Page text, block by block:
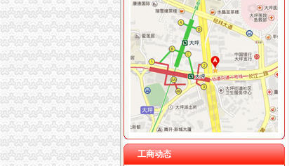
工商动态
歌乐山注册分公司
歌乐山开锁电话号码,.防盗门维修换锁芯-
过两天公司要组织去歌乐山农家乐耍,那上
重庆农业副业企业黄页-第260页
重庆创鸿机电有限公司
歌乐山公司注册哪家便宜-数字英才
重庆申重速递有限公司歌乐山分公司_【
【歌乐山公司注册|歌乐山公司注册代理】
【58同城】重庆沙坪坝歌乐山工商注册_